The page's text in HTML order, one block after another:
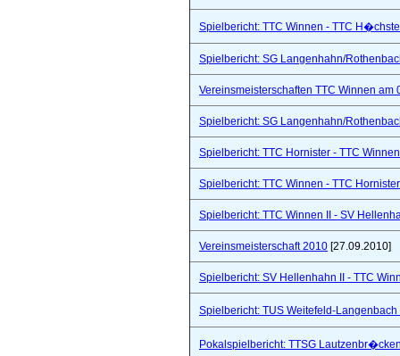
Spielbericht: TTC Winnen - TTC
Spielbericht: SG Langenhahn/
Vereinsmeisterschaften TTC Winnen am
Spielbericht: SG Langenhahn/
Spielbericht: TTC Hornister - TTC
Spielbericht: TTC Winnen - TTC
Spielbericht: TTC Winnen II - SV
Vereinsmeisterschaft 2010 [27.09.2010]
Spielbericht: SV Hellenhahn II - TTC
Spielbericht: TUS Weitefeld-
Pokalspielbericht: TTSG